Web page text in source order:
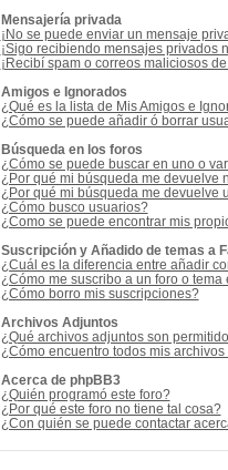
Mensajería privada
¡No se puede enviar un mensaje
¡Sigo recibiendo mensajes privados
¡Recibí spam o correos maliciosos
Amigos e Ignorados
¿Qué es la lista de Mis Amigos e
¿Cómo se puede añadir ó borrar
Búsqueda en los foros
¿Cómo se puede buscar en uno o
¿Por qué mi búsqueda me devuelve
¿Por qué mi búsqueda me devuelve
¿Cómo busco usuarios?
¿Como se puede encontrar mis
Suscripción y Añadido de temas a
¿Cuál es la diferencia entre añadir
¿Cómo me suscribo a un foro o tema
¿Cómo borro mis suscripciones?
Archivos Adjuntos
¿Qué archivos adjuntos son
¿Cómo encuentro todos mis
Acerca de phpBB3
¿Quién programó este foro?
¿Por qué este foro no tiene tal cosa?
¿Con quién se puede contactar